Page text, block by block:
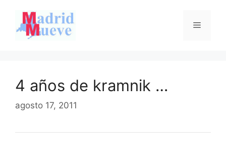
contenido
Menú
4 años de kramnik …
agosto 17, 2011